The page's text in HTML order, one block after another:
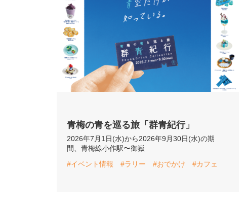
青梅の青を巡る旅「群青紀行」
2026年7月1日(水)から2026年9月30日(水)の期
間、青梅線小作駅〜御嶽
#イベント情報
#ラリー #おでかけ #カフェ